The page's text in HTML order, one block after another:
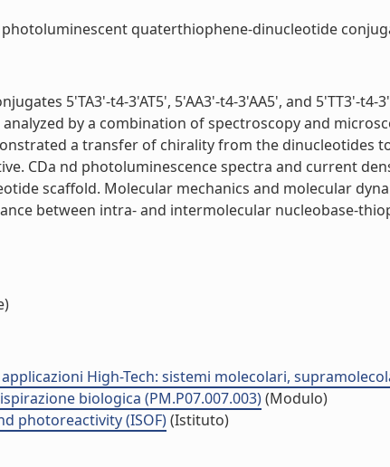
quaterthiophene-dinucleotide
5'TA3'-t4-3'AT5', 5'AA3'-t4-3'AA5', and 5'TT3'-
by a combination of spectroscopy and
a transfer of chirality from the dinucleotides
CDa nd photoluminescence spectra and current
scaffold. Molecular mechanics and molecular
between intra- and intermolecular nucleobase-
High-Tech: sistemi molecolari,
biologica (PM.P07.007.003)(Modulo)
photoreactivity (ISOF)(Istituto)